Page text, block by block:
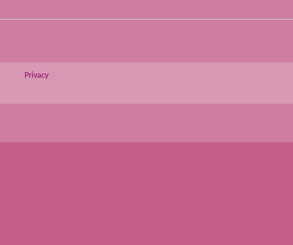
Privacy